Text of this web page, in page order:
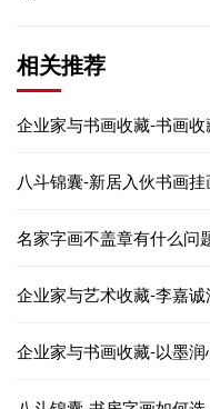
相关推荐
企业家与书画收藏-书画
八斗锦囊-新居入伙书画
名家字画不盖章有什么问
企业家与艺术收藏-李嘉
企业家与书画收藏-以墨